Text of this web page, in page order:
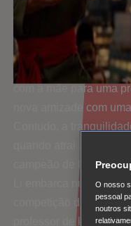
artes marciais de um
todos os tempos para
nova, repleta de ação
kung fu Li Fong (Ben
com a mãe para uma
nova amizade com
Contudo, a
campeão de karaté.
Li embarca numa
competição de karaté.
professor de kung fu,
O nosso
pessoal
noutros